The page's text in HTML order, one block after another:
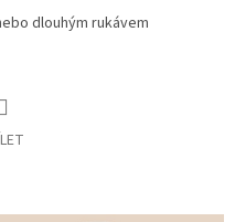
dlouhým rukávem